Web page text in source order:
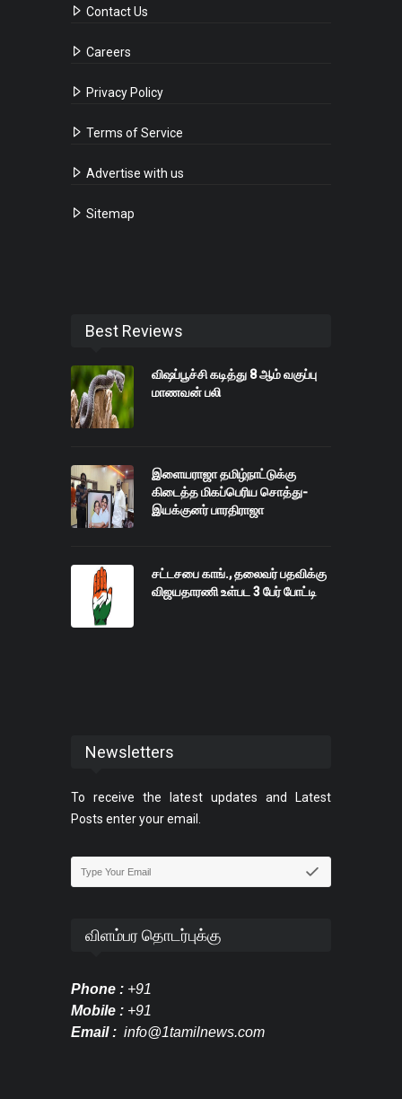
Contact Us
Careers
Privacy Policy
Terms of Service
Advertise with us
Sitemap
Best Reviews
விஷப்பூச்சி கடித்து 8 ஆம் வகுப்பு
மாணவன் பலி
இளையராஜா தமிழ்நாட்டுக்கு
கிடைத்த மிகப்பெரிய சொத்து-
இயக்குனர் பாரதிராஜா
சட்டசபை காங்., தலைவர் பதவிக்கு
விஜயதாரணி உள்பட 3 பேர் போட்டி
Newsletters
To receive the latest updates and Latest
Posts enter your email.
விளம்பர தொடர்புக்கு
Phone : +91
Mobile : +91
Email : info@1tamilnews.com